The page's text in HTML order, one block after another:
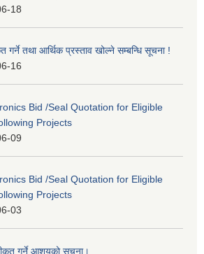
18
गर्ने तथा आर्थिक प्रस्ताव खोल्ने सम्बन्धि सूचना !
16
Bid /Seal Quotation for Eligible
Projects
09
Bid /Seal Quotation for Eligible
Projects
03
गर्ने आशयको सूचना।